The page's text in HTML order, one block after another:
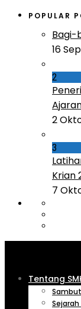
POPULAR
Bagi-
16
2
2
3
Krian
7
Tentang